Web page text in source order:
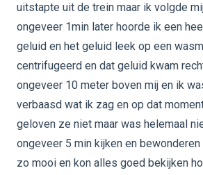
uitstapte uit de trein maar ik volgde
ongeveer 1min later hoorde ik een
geluid en het geluid leek op een
centrifugeerd en dat geluid kwam
ongeveer 10 meter boven mij en ik
verbaasd wat ik zag en op dat
geloven ze niet maar was helemaal
ongeveer 5 min kijken en
zo mooi en kon alles goed bekijken